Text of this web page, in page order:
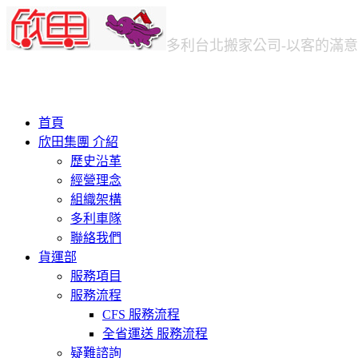
多利台北搬家公司 -以客的滿
首頁
欣田集團 介紹
歷史沿革
經營理念
組織架構
多利車隊
聯絡我們
貨運部
服務項目
服務流程
CFS 服務流程
全省運送 服務流程
疑難諮詢